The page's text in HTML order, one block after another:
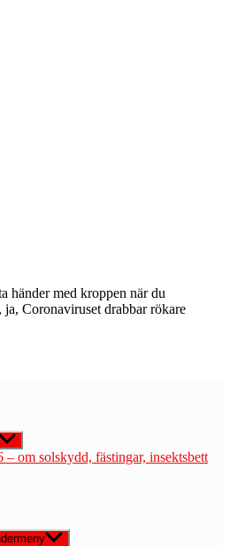
händer med kroppen när du
ja, Coronaviruset drabbar rökare
– om solskydd, fästingar, insektsbett